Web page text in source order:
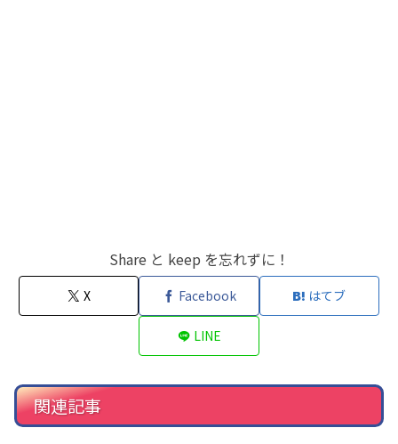
Share と keep を忘れずに！
X Facebook はてブ
LINE
関連記事